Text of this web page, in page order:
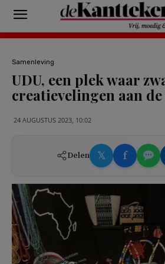
Samenleving
UDU, een plek waar
creatievelingen aan
24 AUGUSTUS 2023, 10:02
Delen 𝕏 f